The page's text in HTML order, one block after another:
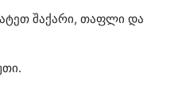
შაქარი, თაფლი და